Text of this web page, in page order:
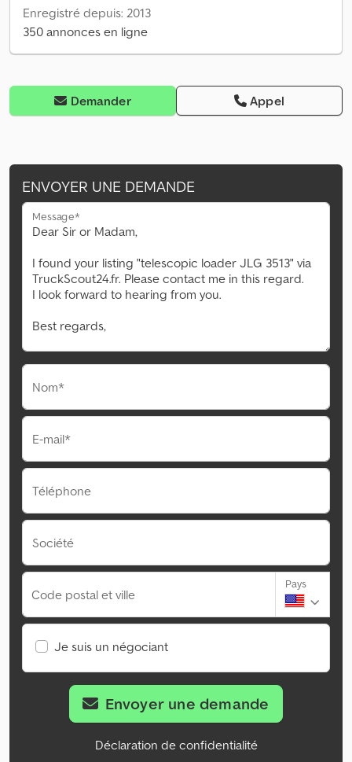
Enregistré depuis: 2013
350 annonces en ligne
Demander Appel
ENVOYER UNE DEMANDE
Message*
Nom*
E-mail*
Téléphone
Société
Code postal et ville
Pays
Je suis un négociant
Envoyer une demande
Déclaration de confidentialité